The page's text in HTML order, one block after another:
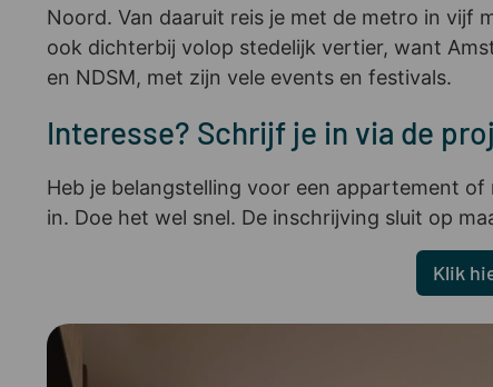
Noord. Van daaruit reis je met de metro in vijf
ook dichterbij volop stedelijk vertier, want
en NDSM, met zijn vele events en festivals.
Interesse? Schrijf je in via de
Heb je belangstelling voor een appartement
in. Doe het wel snel. De inschrijving sluit op
Klik